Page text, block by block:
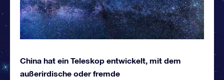
China hat ein Teleskop entwickelt, mit dem
außerirdische oder fremde